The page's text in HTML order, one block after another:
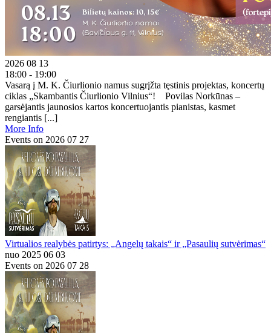
2026 08 13
18:00 - 19:00
Vasarą į M. K. Čiurlionio namus sugrįžta tęstinis projektas, koncertų
ciklas „Skambantis Čiurlionio Vilnius“! Povilas Norkūnas –
garsėjantis jaunosios kartos koncertuojantis pianistas, kasmet
rengiantis [...]
More Info
Events on 2026 07 27
Virtualios realybės patirtys: „Angelų takais“ ir „Pasaulių sutvėrimas“
nuo 2025 06 03
Events on 2026 07 28